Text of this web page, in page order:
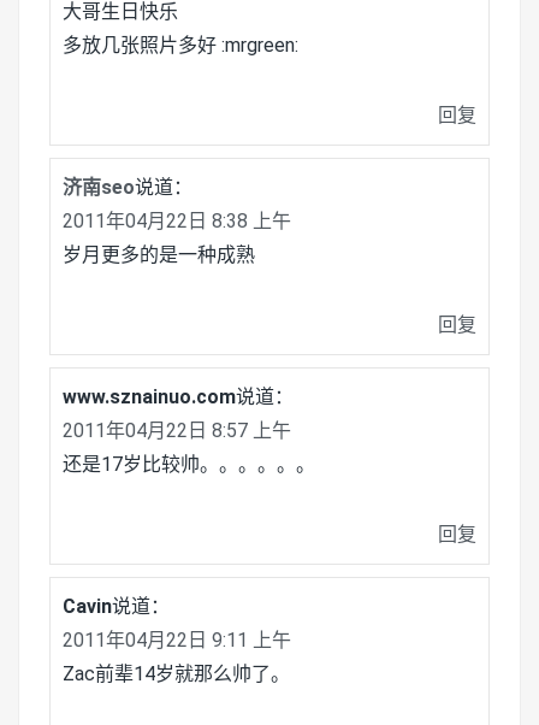
大哥生日快乐
多放几张照片多好 :mrgreen:
回复
济南seo说道：
2011年04月22日 8:38 上午
岁月更多的是一种成熟
回复
www.sznainuo.com说道：
2011年04月22日 8:57 上午
还是17岁比较帅。。。。。。
回复
Cavin说道：
2011年04月22日 9:11 上午
Zac前辈14岁就那么帅了。